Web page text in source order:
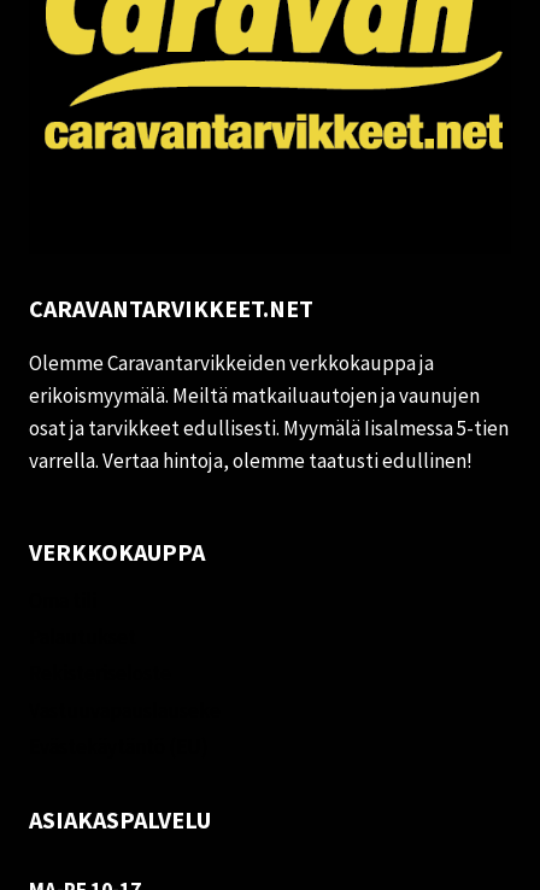
CARAVANTARVIKKEET.NET
Olemme Caravantarvikkeiden verkkokauppa ja
erikoismyymälä. Meiltä matkailuautojen ja vaunujen
osat ja tarvikkeet edullisesti. Myymälä Iisalmessa 5-tien
varrella. Vertaa hintoja, olemme taatusti edullinen!
VERKKOKAUPPA
ASIAKASPALVELU